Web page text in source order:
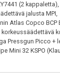
(2
jalusta MPI,
Atlas Copco BCP
Pressgun Picco +
Mini 32 KSPO